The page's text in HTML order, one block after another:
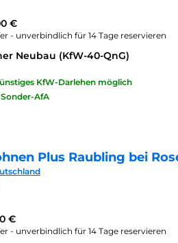
€
- unverbindlich für 14 Tage reservieren
Neubau (KfW-40-QnG)
KfW-Darlehen möglich
AfA
Plus Raubling bei
€
- unverbindlich für 14 Tage reservieren